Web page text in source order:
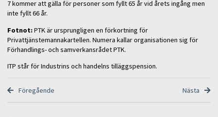
7 kommer att gälla för personer som fyllt 65 år vid årets ingång men
inte fyllt 66 år.
Fotnot:PTK är ursprungligen en förkortning för
Privattjänstemannakartellen. Numera kallar organisationen sig för
Förhandlings- och samverkansrådet PTK.
ITP står för Industrins och handelns tilläggspension.
Föregående Nästa